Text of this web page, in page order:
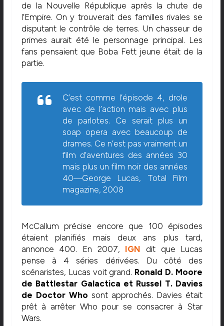
de la Nouvelle République après la chute de
l’Empire. On y trouverait des familles rivales se
disputant le contrôle de terres. Un chasseur de
primes aurait été le personnage principal. Les
fans pensaient que Boba Fett jeune était de la
partie.
C’est comme l’épisode 4, drole
avec de l’action mais avec plus
de parlotes. Ce serait plus un
soap opera avec beaucoup de
drames. Ce n’est pas vraiment un
film d’aventures des années 30
mais plus un film noir des années
40―George Lucas, Total Film
magazine, 2008
McCallum précise encore que 100 épisodes
étaient planifiés mais deux ans plus tard,
annonce 400. En 2007, IGN dit que Lucas
pense à 4 séries dérivées. Du côté des
scénaristes, Lucas voit grand. Ronald D. Moore
de Battlestar Galactica et Russel T. Davies
de Doctor Who sont approchés. Davies était
prêt à arrêter Who pour se consacrer à Star
Wars.